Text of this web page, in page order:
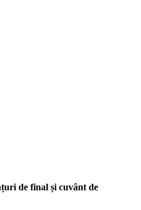
de final și cuvânt de